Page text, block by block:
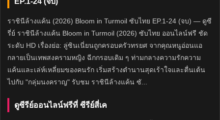
ราชินีล้างแค้น (2026) Bloom in Turmoil ซับไทย EP.1-24 (จบ) — ดูซี
รี่ย์ ราชินีล้างแค้น Bloom in Turmoil (2026) ซับไทย ออนไลน์ฟรี ชัด
ระดับ HD เรื่องย่อ: ลู่ซินเนี่ยนถูกครอบครัวทรยศ จากคุณหนูอ่อนแอ
กลายเป็นเทพสงครามหญิง ฉีกกรอบเดิม ๆ ท่ามกลางความรักความ
แค้นและเล่ห์เหลี่ยมของคนรัก เริ่มสร้างตำนานสุดเร้าใจและตื่นเต้น
ไปกับ "กลุ่มนงคราญ" รับชม ราชินีล้างแค้น ซั...
ดูซีรีย์ออนไลน์ฟรีที่ ซีรีย์สี่เค